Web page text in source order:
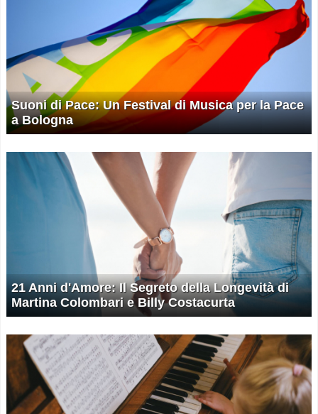
Suoni di Pace: Un Festival di Musica per la Pace
a Bologna
21 Anni d'Amore: Il Segreto della Longevità di
Martina Colombari e Billy Costacurta